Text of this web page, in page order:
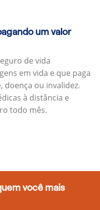
um valor
de vida
em vida e que paga
doença ou invalidez.
à distância e
todo mês.
você mais